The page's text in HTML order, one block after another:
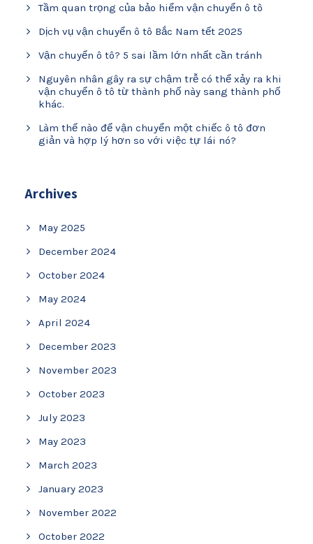
Tầm quan trọng của bảo hiểm vận chuyển ô tô
Dịch vụ vận chuyển ô tô Bắc Nam tết 2025
Vận chuyển ô tô? 5 sai lầm lớn nhất cần tránh
Nguyên nhân gây ra sự chậm trễ có thể xảy ra khi
vận chuyển ô tô từ thành phố này sang thành phố
khác.
Làm thế nào để vận chuyển một chiếc ô tô đơn
giản và hợp lý hơn so với việc tự lái nó?
Archives
May 2025
December 2024
October 2024
May 2024
April 2024
December 2023
November 2023
October 2023
July 2023
May 2023
March 2023
January 2023
November 2022
October 2022